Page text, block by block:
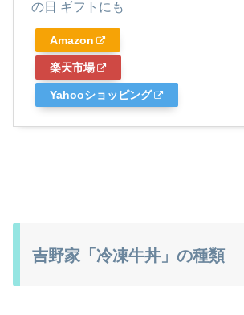
の日 ギフトにも
Amazon
楽天市場
Yahooショッピング
吉野家「冷凍牛丼」の種類